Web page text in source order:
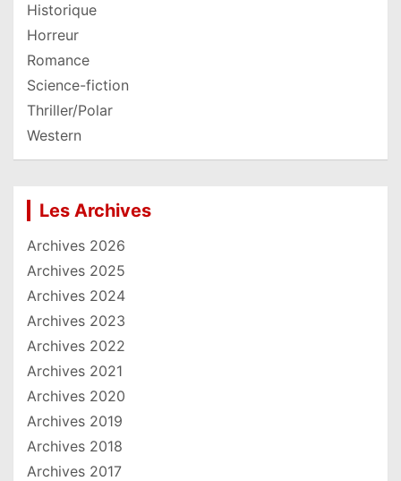
Historique
Horreur
Romance
Science-fiction
Thriller/Polar
Western
Les Archives
Archives 2026
Archives 2025
Archives 2024
Archives 2023
Archives 2022
Archives 2021
Archives 2020
Archives 2019
Archives 2018
Archives 2017